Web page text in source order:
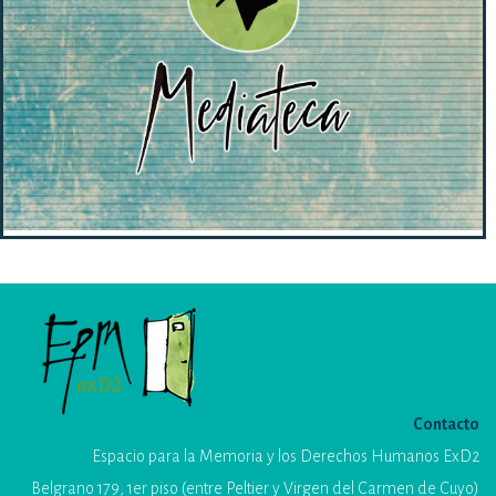
Contacto
Espacio para la Memoria y los Derechos Humanos ExD2
Belgrano 179, 1er piso (entre Peltier y Virgen del Carmen de Cuyo)